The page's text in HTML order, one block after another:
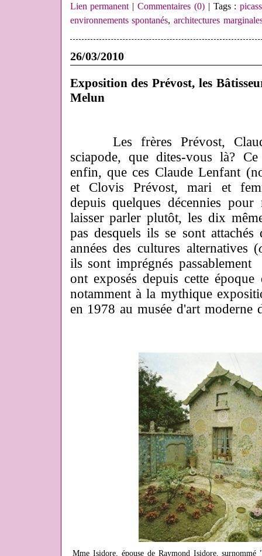
Lien permanent|Commentaires (0)| Tags :
environnements spontanés,architectures
26/03/2010
Exposition des Prévost, les
Melun
Les frères Prévost,
sciapode, que dites-vous là?
enfin, que ces Claude Lenfant
et Clovis Prévost, mari et
depuis quelques décennies
laisser parler plutôt, les dix
pas desquels ils se sont
années des cultures alternatives (
ils sont imprégnés
ont exposés depuis cette
notamment à la mythique
en 1978 au musée d'art moderne
Mme Isidore, épouse de Raymond Isidore,